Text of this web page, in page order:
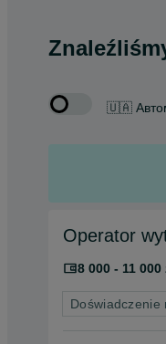
🇺🇦
Operator
8 000 - 11
Doświadczenie